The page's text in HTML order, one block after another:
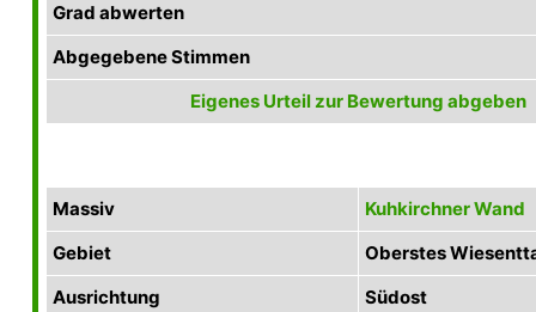
Grad abwerten
Abgegebene Stimmen
Eigenes Urteil zur Bewertung abgeben
Massiv
Kuhkirchner Wand
Gebiet
Oberstes
Ausrichtung
Südost